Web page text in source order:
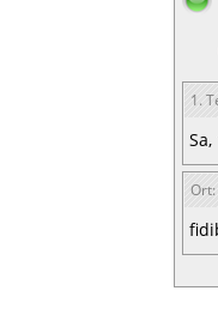
1.
Ort: